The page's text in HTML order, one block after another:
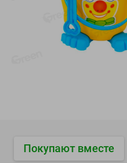
-24%
4.99
Покупают вместе